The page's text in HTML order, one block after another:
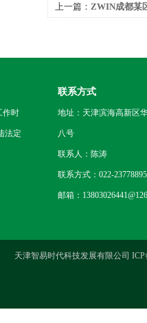
上一篇： ZWIN成都某
作时
法定
联系方式
地址：天津滨海高新区
八号
联系人：陈涛
联系方式：022-23778895
邮箱：
天津智易时代科技发展有限公司 ICP